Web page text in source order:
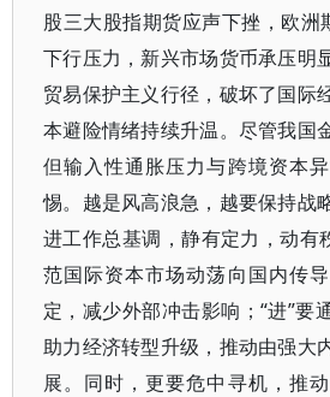
股三大股指期货应声下挫，欧洲
下行压力，新兴市场货币承压明
贸易保护主义行径，破坏了国际
本避险情绪持续升温。尽管我国
但输入性通胀压力与跨境资本
惕。越是风高浪急，越要保持战
进工作总基调，静有定力，动有
范国际资本市场动荡向国内传
定，减少外部冲击影响；“进”要
助力经济转型升级，推动由强大
展。同时，更要危中寻机，推